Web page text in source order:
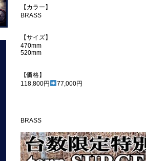
【カラー】
BRASS
【サイズ】
470mm
520mm
【価格】
118,800円
77,000円
BRASS